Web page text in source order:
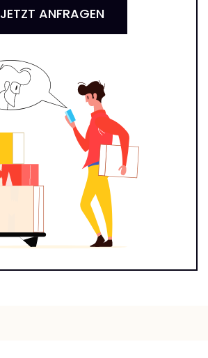
JETZT ANFRAGEN